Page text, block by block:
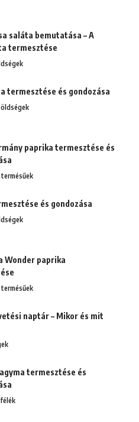
saláta bemutatása – A
termesztése
termesztése és gondozása
paprika termesztése és
és gondozása
Wonder paprika
naptár – Mikor és mit
termesztése és